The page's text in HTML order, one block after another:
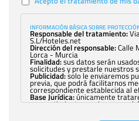
INFORMACIÓN BÁSICA SOBRE
Responsable del tratamiento:
S.L/Hoteles.net
Dirección del responsable:Calle
Lorca - Murcia
Finalidad:sus datos serán
solicitudes y prestarle nuestros
Publicidad:solo le enviaremos
previa, que podrá facilitarnos
correspondiente establecida al
Base Jurídica:únicamente
consentimiento previo, que
con carácter